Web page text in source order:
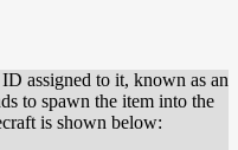
assigned to it, known as an
to spawn the item into the
is shown below: